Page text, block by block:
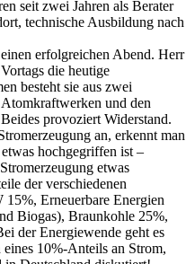
seit zwei Jahren als Berater
technische Ausbildung nach
erfolgreichen Abend. Herr
die heutige
besteht sie aus zwei
und den
provoziert Widerstand.
an, erkennt man
hochgegriffen ist –
etwas
der verschiedenen
Erneuerbare Energien
Biogas), Braunkohle 25%,
der Energiewende geht es
10%-Anteils an Strom,